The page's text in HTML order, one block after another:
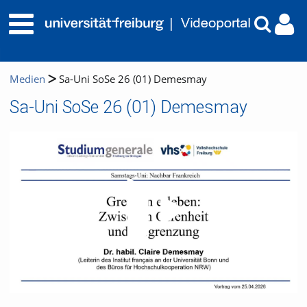
Medien Sa-Uni SoSe 26 (01) Demesmay
Sa-Uni SoSe 26 (01) Demesmay